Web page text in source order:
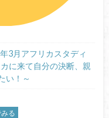
3月アフリカスタディ
に来て自分の決断、親
い！～
る